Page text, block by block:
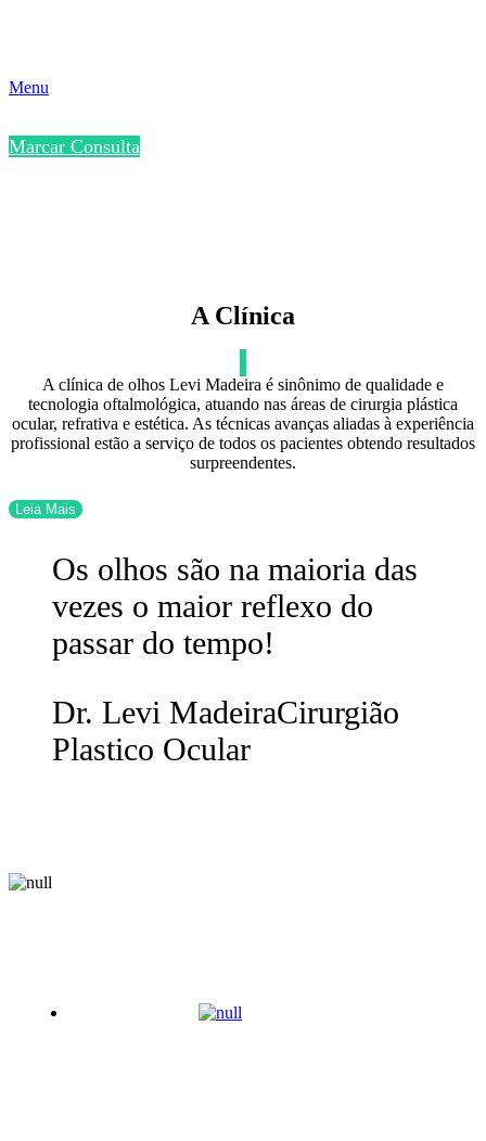
Menu
Marcar Consulta
A Clínica
A clínica de olhos Levi Madeira é sinônimo de qualidade e
tecnologia oftalmológica, atuando nas áreas de cirurgia plástica
ocular, refrativa e estética. As técnicas avanças aliadas à experiência
profissional estão a serviço de todos os pacientes obtendo resultados
surpreendentes.
Leia Mais
Os olhos são na maioria das
vezes o maior reflexo do
passar do tempo!
Dr. Levi MadeiraCirurgião
Plastico Ocular